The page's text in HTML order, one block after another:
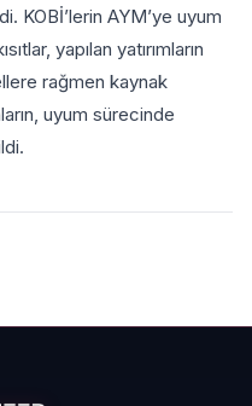
KOBİ’lerin AYM’ye uyum
yapılan yatırımların
rağmen kaynak
uyum sürecinde